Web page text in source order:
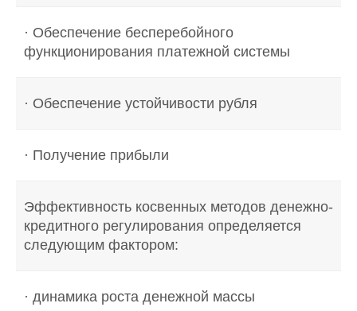
· Обеспечение бесперебойного
функционирования платежной системы
· Обеспечение устойчивости рубля
· Получение прибыли
Эффективность косвенных методов денежно-
кредитного регулирования определяется
следующим фактором:
· динамика роста денежной массы